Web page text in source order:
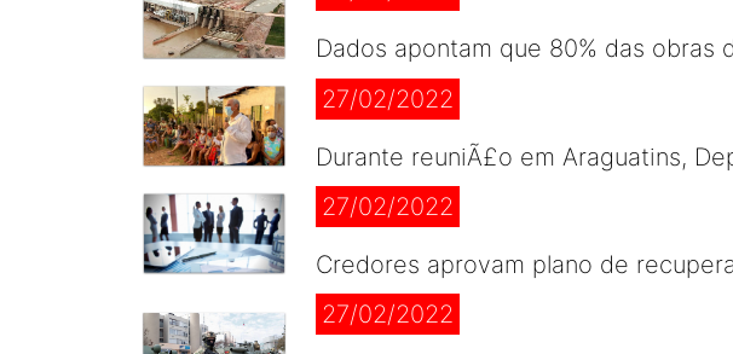
Dados apontam que 80% das
27/02/2022
Durante reuniÃ£o em Araguatins,
27/02/2022
Credores aprovam plano de
27/02/2022